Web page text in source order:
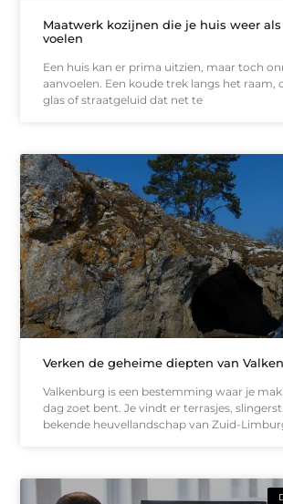
Maatwerk kozijnen die je huis weer
voelen
Een huis kan er prima uitzien, maar toch
aanvoelen. Een koude trek langs het raam,
glas of straatgeluid dat net te
Verken de geheime diepten van
Valkenburg is een bestemming waar je
dag zoet bent. Je vindt er terrasjes,
bekende heuvellandschap van Zuid-